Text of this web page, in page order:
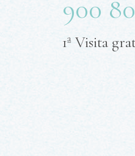
900
1ª Visita